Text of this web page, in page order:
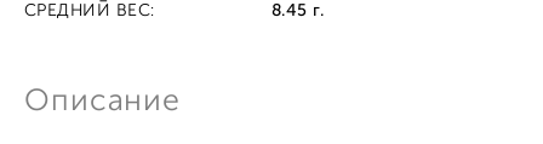
Описание
СРЕДНИЙ ВЕС: 8.45 г.